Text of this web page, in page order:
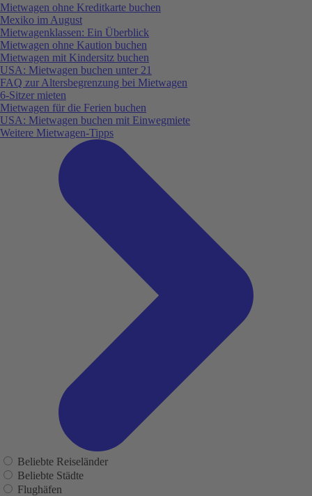
Mietwagen ohne Kreditkarte buchen
Mexiko im August
Mietwagenklassen: Ein Überblick
Mietwagen ohne Kaution buchen
Mietwagen mit Kindersitz buchen
USA: Mietwagen buchen unter 21
FAQ zur Altersbegrenzung bei Mietwagen
6-Sitzer mieten
Mietwagen für die Ferien buchen
USA: Mietwagen buchen mit Einwegmiete
Weitere Mietwagen-Tipps
Beliebte Reiseländer
Beliebte Städte
Flughäfen